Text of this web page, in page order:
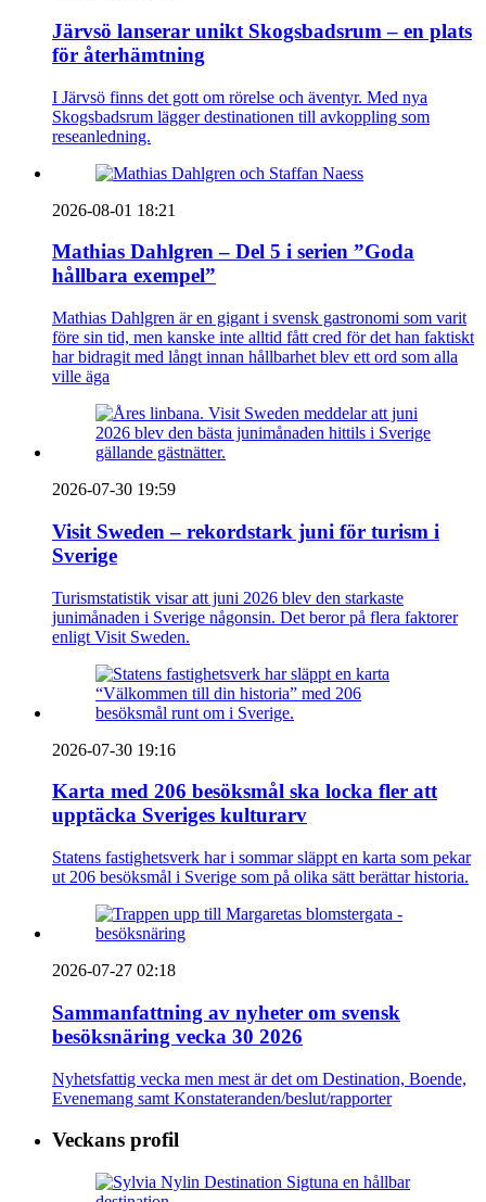
Järvsö lanserar unikt Skogsbadsrum – en plats
för återhämtning
I Järvsö finns det gott om rörelse och äventyr. Med nya
Skogsbadsrum lägger destinationen till avkoppling som
reseanledning.
2026-08-01 18:21
Mathias Dahlgren – Del 5 i serien ”Goda
hållbara exempel”
Mathias Dahlgren är en gigant i svensk gastronomi som varit
före sin tid, men kanske inte alltid fått cred för det han faktiskt
har bidragit med långt innan hållbarhet blev ett ord som alla
ville äga
2026-07-30 19:59
Visit Sweden – rekordstark juni för turism i
Sverige
Turismstatistik visar att juni 2026 blev den starkaste
junimånaden i Sverige någonsin. Det beror på flera faktorer
enligt Visit Sweden.
2026-07-30 19:16
Karta med 206 besöksmål ska locka fler att
upptäcka Sveriges kulturarv
Statens fastighetsverk har i sommar släppt en karta som pekar
ut 206 besöksmål i Sverige som på olika sätt berättar historia.
2026-07-27 02:18
Sammanfattning av nyheter om svensk
besöksnäring vecka 30 2026
Nyhetsfattig vecka men mest är det om Destination, Boende,
Evenemang samt Konstateranden/beslut/rapporter
Veckans profil